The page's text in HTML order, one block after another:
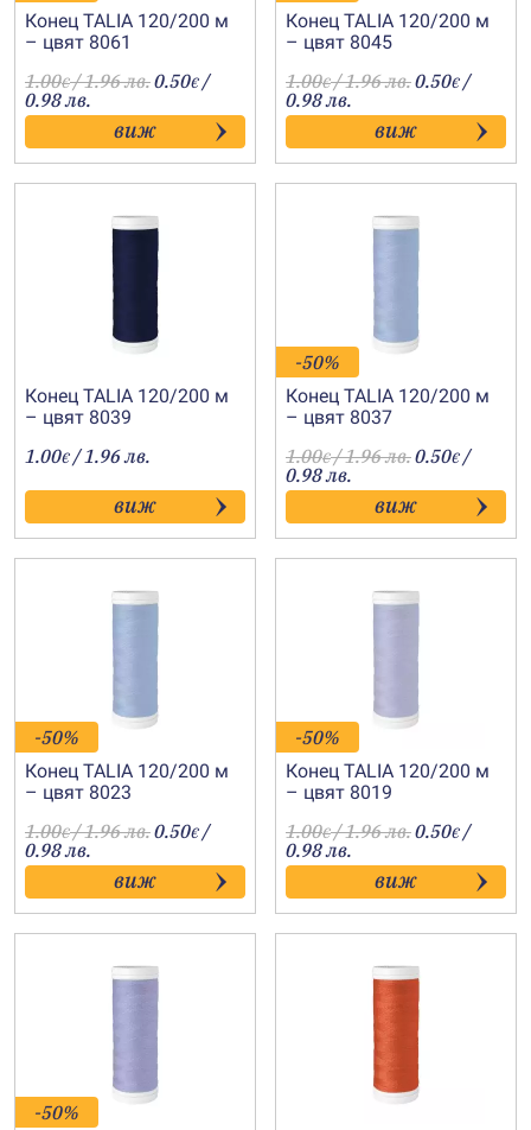
Конец TALIA 120/200 м
– цвят 8061
1.00€/ 1.96 лв.0.50€ /
0.98 лв.
виж
Конец TALIA 120/200 м
– цвят 8045
1.00€/ 1.96 лв.0.50€ /
0.98 лв.
виж
Конец TALIA 120/200 м
– цвят 8039
1.00€ / 1.96 лв.
виж
-50%
Конец TALIA 120/200 м
– цвят 8037
1.00€/ 1.96 лв.0.50€ /
0.98 лв.
виж
-50%
Конец TALIA 120/200 м
– цвят 8023
1.00€/ 1.96 лв.0.50€ /
0.98 лв.
виж
-50%
Конец TALIA 120/200 м
– цвят 8019
1.00€/ 1.96 лв.0.50€ /
0.98 лв.
виж
-50%